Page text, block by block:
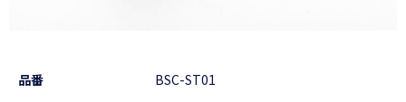
品番
BSC-ST01